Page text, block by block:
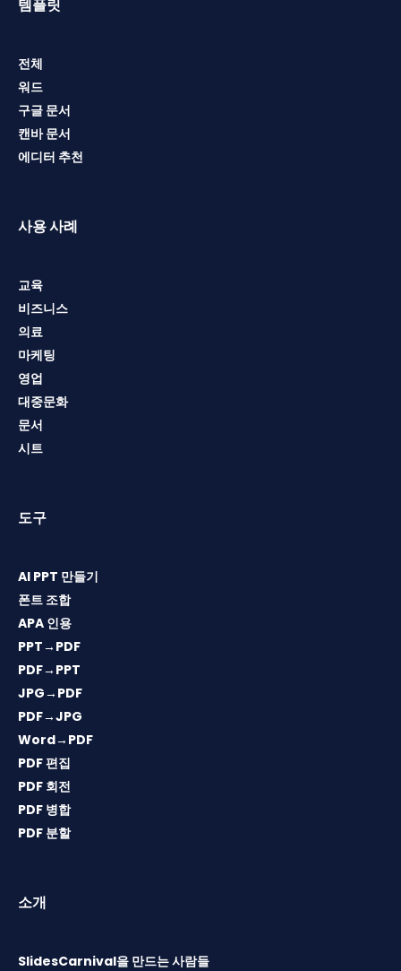
템플릿
전체
워드
구글 문서
캔바 문서
에디터 추천
사용 사례
교육
비즈니스
의료
마케팅
영업
대중문화
문서
시트
도구
AI PPT 만들기
폰트 조합
APA 인용
PPT→PDF
PDF→PPT
JPG→PDF
PDF→JPG
Word→PDF
PDF 편집
PDF 회전
PDF 병합
PDF 분할
소개
SlidesCarnival을 만드는 사람들